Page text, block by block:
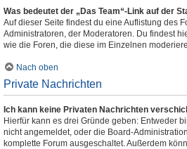
Was bedeutet der „Das Team“-Link auf der
Auf dieser Seite findest du eine Auflistung des
Administratoren, der Moderatoren. Du findest
wie die Foren, die diese im Einzelnen
Nach oben
Private Nachrichten
Ich kann keine Privaten Nachrichten
Hierfür kann es drei Gründe geben: Entweder
nicht angemeldet, oder die Board-
komplette Forum ausgeschaltet. Außerdem